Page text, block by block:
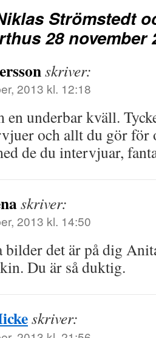
Strömstedt
28 november
skriver:
2013 kl. 12:18
en underbar kväll.
och allt du gör för
de du intervjuar,
skriver:
2013 kl. 14:50
det är på dig
Du är så duktig.
skriver: